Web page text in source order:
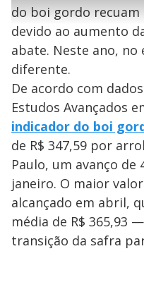
g
u
d
o
e
g
n
d
u
d
do boi gordo
devido ao aumento
abate. Neste ano,
diferente.
De acordo com
Estudos Avançados
indicador do boi
de R$ 347,59 por
Paulo, um avanço de
janeiro. O maior
alcançado em abril,
média de R$ 365,93
transição da safra